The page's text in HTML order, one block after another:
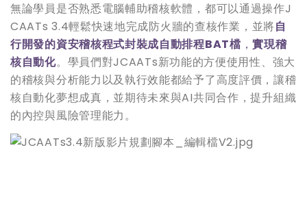
無論學員是否熟悉電腦輔助稽核軟體，都可以通過操作J
CAATs 3.4輕鬆快速地完成防火牆的查核作業，並將自
行開發的資安稽核程式封裝成自動排程BAT檔 ，實現稽
核自動化。學員們對JCAATs新功能的方便使用性、強大
的稽核與分析能力以及執行效能都給予了高度評價，讓稽
核自動化夢想成真，並期待未來與AI共同合作，提升組織
的內控與風險管理能力。